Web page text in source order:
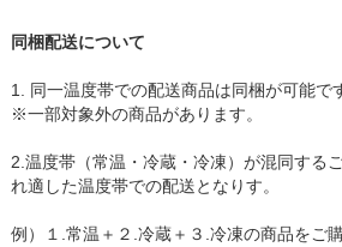
同梱配送について
1. 同一温度帯での配送商品は同梱が可能で
※一部対象外の商品があります。
2.温度帯（常温・冷蔵・冷凍）が混同する
れ適した温度帯での配送となりす。
例）１.常温＋２.冷蔵＋３.冷凍の商品をご